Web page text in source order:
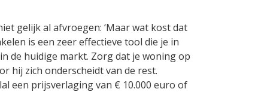
gelijk al afvroegen: ‘Maar wat kost dat
is een zeer effectieve tool die je in
de huidige markt. Zorg dat je woning op
hij zich onderscheidt van de rest.
een prijsverlaging van € 10.000 euro of